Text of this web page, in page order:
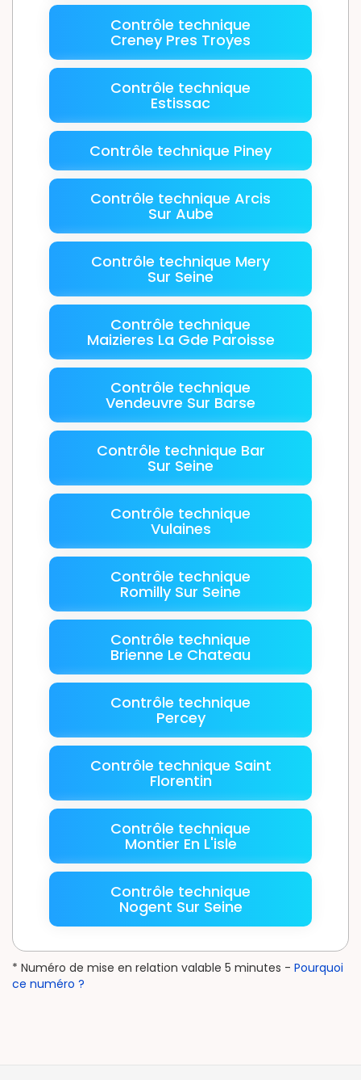
Contrôle technique
Creney Pres Troyes
Contrôle technique
Estissac
Contrôle technique Piney
Contrôle technique Arcis
Sur Aube
Contrôle technique Mery
Sur Seine
Contrôle technique
Maizieres La Gde Paroisse
Contrôle technique
Vendeuvre Sur Barse
Contrôle technique Bar
Sur Seine
Contrôle technique
Vulaines
Contrôle technique
Romilly Sur Seine
Contrôle technique
Brienne Le Chateau
Contrôle technique
Percey
Contrôle technique Saint
Florentin
Contrôle technique
Montier En L'isle
Contrôle technique
Nogent Sur Seine
* Numéro de mise en relation valable 5 minutes - Pourquoi
ce numéro ?